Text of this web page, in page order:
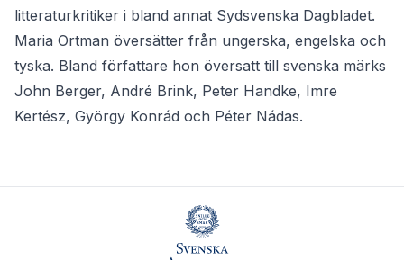
litteraturkritiker i bland annat Sydsvenska Dagbladet.
Maria Ortman översätter från ungerska, engelska och
tyska. Bland författare hon översatt till svenska märks
John Berger, André Brink, Peter Handke, Imre
Kertész, György Konrád och Péter Nádas.